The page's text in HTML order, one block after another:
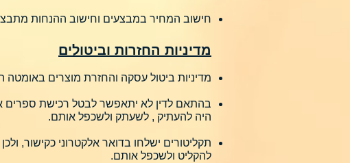
חישוב המחיר במבצעים וחישוב ההנחות
מדיניות החזרות וביטולים
מדיניות ביטול עסקה והחזרת מוצרים באומטה
בהתאם לדין לא יתאפשר לבטל רכישת ספרים
היה להעתיק , לשעתק ולשכפל אותם.
תקליטורים ישלחו בדואר אלקטרוני כקישור,
להקליט ולשכפל אותם.